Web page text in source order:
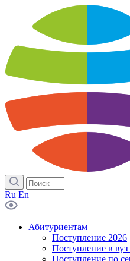
Ru En
Абитуриентам
Поступление 2026
Поступление в
Поступление по